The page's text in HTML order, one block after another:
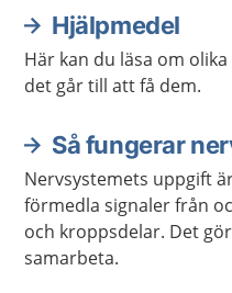
Hjälpmedel
Här kan du läsa om
det går till att få dem.
Så fungerar
Nervsystemets uppgift
förmedla signaler från
och kroppsdelar. Det
samarbeta.